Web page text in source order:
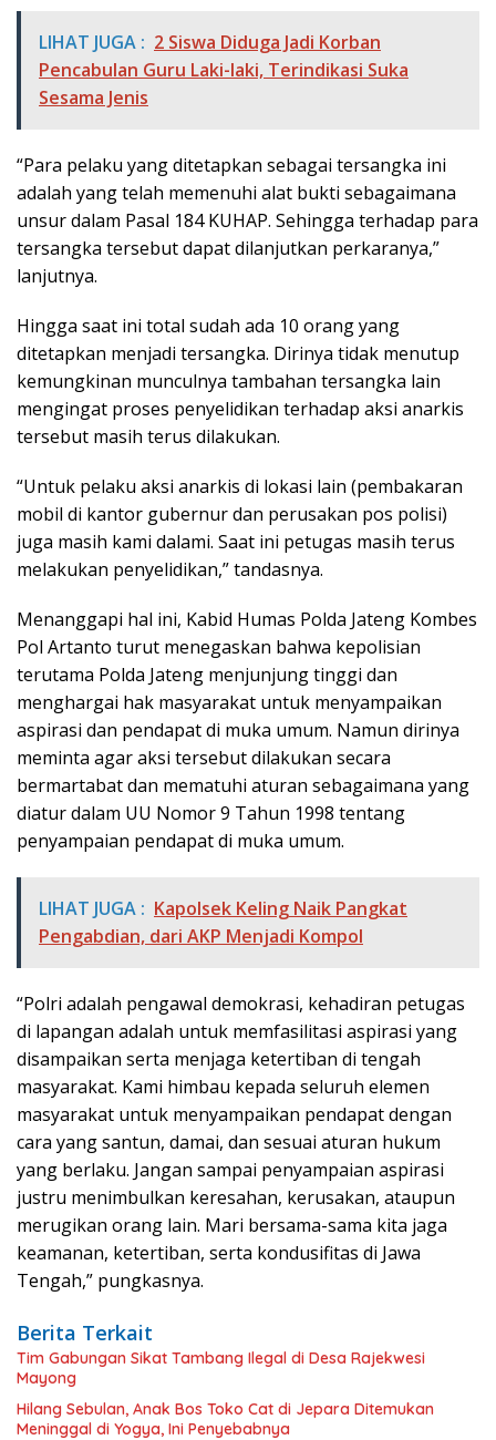
LIHAT JUGA : 2 Siswa Diduga Jadi Korban
Pencabulan Guru Laki-laki, Terindikasi Suka
Sesama Jenis
“Para pelaku yang ditetapkan sebagai tersangka ini
adalah yang telah memenuhi alat bukti sebagaimana
unsur dalam Pasal 184 KUHAP. Sehingga terhadap para
tersangka tersebut dapat dilanjutkan perkaranya,”
lanjutnya.
Hingga saat ini total sudah ada 10 orang yang
ditetapkan menjadi tersangka. Dirinya tidak menutup
kemungkinan munculnya tambahan tersangka lain
mengingat proses penyelidikan terhadap aksi anarkis
tersebut masih terus dilakukan.
“Untuk pelaku aksi anarkis di lokasi lain (pembakaran
mobil di kantor gubernur dan perusakan pos polisi)
juga masih kami dalami. Saat ini petugas masih terus
melakukan penyelidikan,” tandasnya.
Menanggapi hal ini, Kabid Humas Polda Jateng Kombes
Pol Artanto turut menegaskan bahwa kepolisian
terutama Polda Jateng menjunjung tinggi dan
menghargai hak masyarakat untuk menyampaikan
aspirasi dan pendapat di muka umum. Namun dirinya
meminta agar aksi tersebut dilakukan secara
bermartabat dan mematuhi aturan sebagaimana yang
diatur dalam UU Nomor 9 Tahun 1998 tentang
penyampaian pendapat di muka umum.
LIHAT JUGA : Kapolsek Keling Naik Pangkat
Pengabdian, dari AKP Menjadi Kompol
“Polri adalah pengawal demokrasi, kehadiran petugas
di lapangan adalah untuk memfasilitasi aspirasi yang
disampaikan serta menjaga ketertiban di tengah
masyarakat. Kami himbau kepada seluruh elemen
masyarakat untuk menyampaikan pendapat dengan
cara yang santun, damai, dan sesuai aturan hukum
yang berlaku. Jangan sampai penyampaian aspirasi
justru menimbulkan keresahan, kerusakan, ataupun
merugikan orang lain. Mari bersama-sama kita jaga
keamanan, ketertiban, serta kondusifitas di Jawa
Tengah,” pungkasnya.
Berita Terkait
Tim Gabungan Sikat Tambang Ilegal di Desa Rajekwesi
Mayong
Hilang Sebulan, Anak Bos Toko Cat di Jepara Ditemukan
Meninggal di Yogya, Ini Penyebabnya